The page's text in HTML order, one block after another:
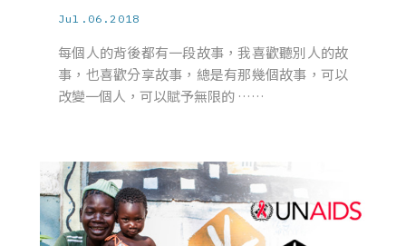
Jul.06.2018
每個人的背後都有一段故事，我喜歡聽別人的故
事，也喜歡分享故事，總是有那幾個故事，可以
改變一個人，可以賦予無限的 ……